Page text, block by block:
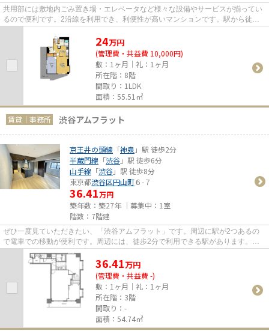
共用部には敷地内ごみ置き場・エレベータなど様々な設備やサービスが揃ってい
るので便利です。2沿線を利用でき、利便性が高いマンションです。駅から徒歩7
24万円
(管理費・共益費 10,000円)
敷：1ヶ月｜礼：1ヶ月
所在階：8階
間取り：1LDK
面積：55.51㎡
賃貸｜事務所 渋谷アムフラット
京王井の頭線 「神泉 」駅 徒歩2分
半蔵門線 「渋谷」駅 徒歩6分
山手線 「渋谷」駅 徒歩8分
東京都渋谷区円山町６-７
36.41万円
築年数：築27年 ｜募集中： 1室
階数：7階建
ぜひ一度見ていただきたい、「渋谷アムフラット」です。周辺に駅が2つあるの
で電車での移動が便利です。周辺には、徒歩2分で利用できる駅があります。こ
ちらはエレベーター付き物件です。
36.41万円
(管理費・共益費 -)
敷：1ヶ月｜礼：1ヶ月
所在階：3階
間取り：-
面積：54.74㎡